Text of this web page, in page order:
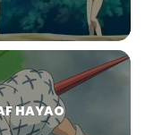
HAYAO